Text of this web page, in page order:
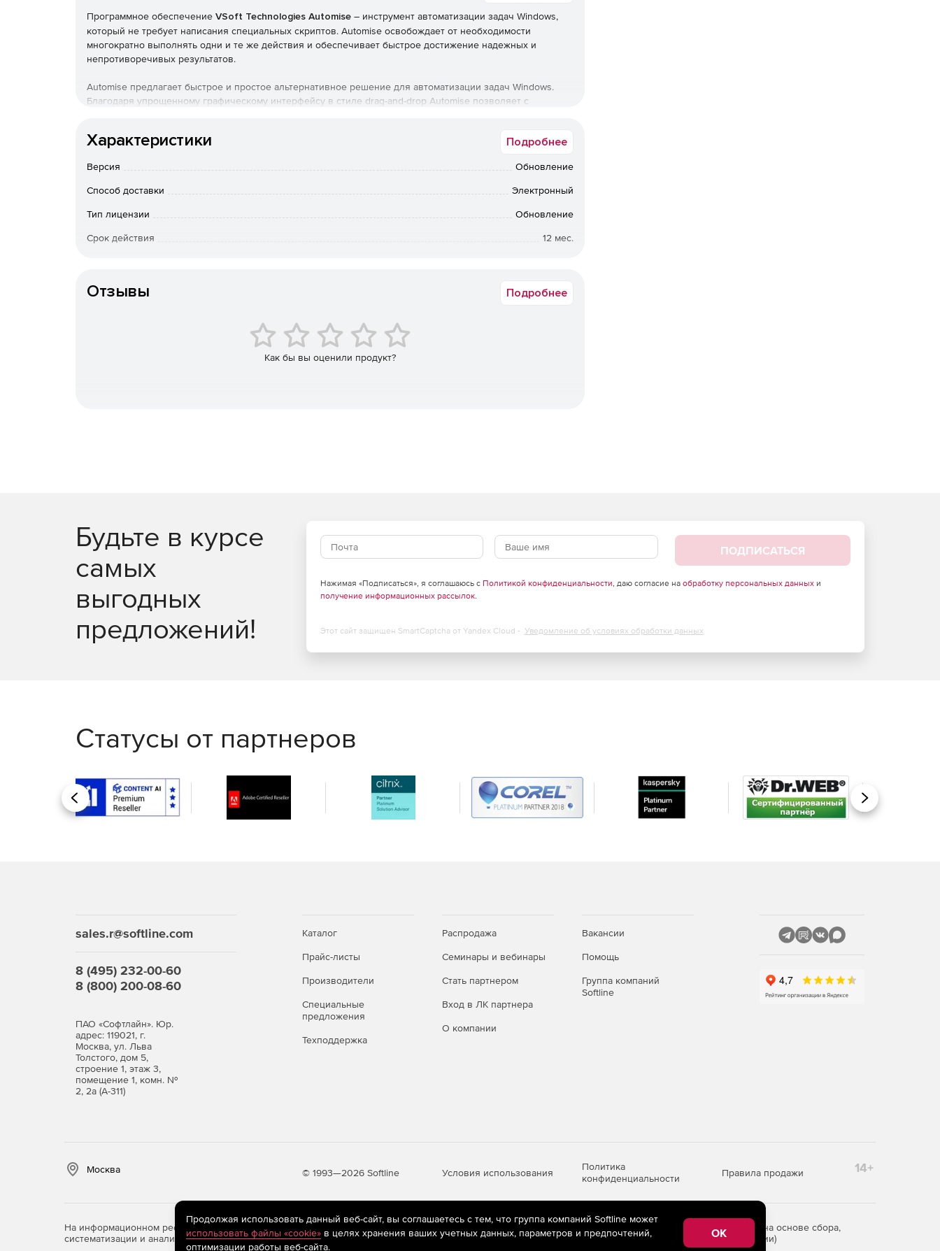
Программное обеспечение VSoft Technologies Automise – инструмент автоматизации задач Windows,
который не требует написания специальных скриптов. Automise освобождает от необходимости
многократно выполнять одни и те же действия и обеспечивает быстрое достижение надежных и
непротиворечивых результатов.
Automise предлагает быстрое и простое альтернативное решение для автоматизации задач Windows.
Благодаря упрощенному графическому интерфейсу в стиле drag-and-drop Automise позволяет с
и весь IT-процесс целиком, объединяя несколько элементов в цепочку последовательных действий.
нажатием кнопки клавиатуры или автоматически по расписанию.
При некорректной работе проекта Automise предлагает встроенный отладчик для диагностики проблем
и расширенные возможности генерации журналов событий, позволяющих анализировать возникающие
Характеристики Подробнее
Версия Обновление
Способ доставки Электронный
Тип лицензии Обновление
Срок действия 12 мес.
Отзывы Подробнее
Как бы вы оценили продукт?
Будьте в курсе
самых
выгодных
предложений!
ПОДПИСАТЬСЯ
Нажимая «Подписаться», я соглашаюсь с Политикой конфиденциальности, даю согласие на обработку персональных данныхи
получение информационных рассылок.
Этот сайт защищен SmartCaptcha от Yandex Cloud - Уведомление об условиях обработки данных
Статусы от партнеров
Назад Вперед
sales.r@softline.com
8 (495) 232-00-60
8 (800) 200-08-60
ПАО «Софтлайн». Юр.
адрес: 119021, г.
Москва, ул. Льва
Толстого, дом 5,
строение 1, этаж 3,
помещение 1, комн. №
2, 2а (А-311)
Каталог
Прайс-листы
Производители
Специальные
предложения
Техподдержка
Распродажа
Семинары и вебинары
Стать партнером
Вход в ЛК партнера
О компании
Вакансии
Помощь
Группа компаний
Softline
Москва © 1993—2026 Softline Условия использования
Политика
конфиденциальности
Правила продажи 14+
На информационном ресурсе store.softline.ru применяются рекомендательные технологии
(информационные технологии предоставления информации на основе сбора,
систематизации и анализа сведений, относящихся к предпочтениям пользователей сети «Интернет», находящихся на территории Российской Федерации)
Продолжая использовать данный веб-сайт, вы соглашаетесь с тем, что группа компаний Softline может
использовать файлы «cookie»в целях хранения ваших учетных данных, параметров и предпочтений,
оптимизации работы веб-сайта.
OK